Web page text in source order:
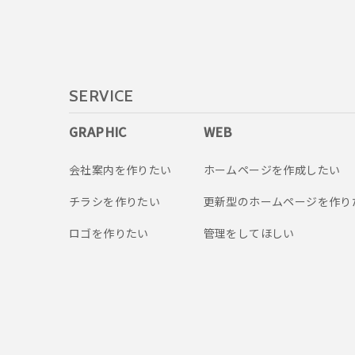
SERVICE
GRAPHIC
会社案内を作りたい
チラシを作りたい
ロゴを作りたい
WEB
ホームページを作成したい
更新型のホームページを作り
管理をしてほしい